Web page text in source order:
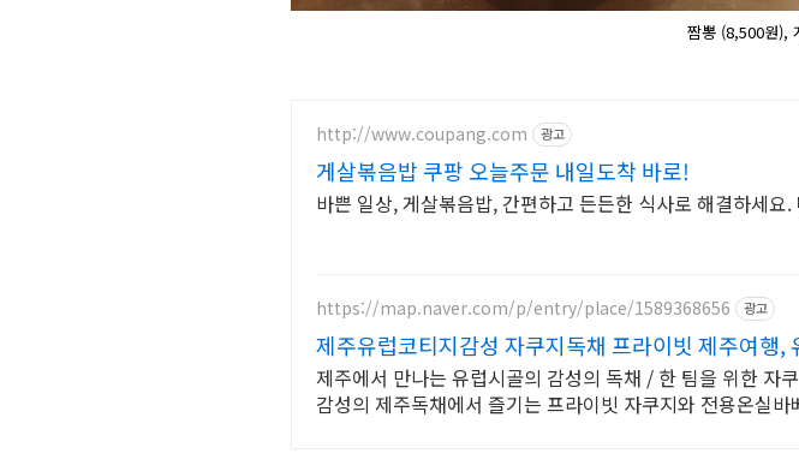
짬뽕 (8,500원),
http://www.coupang.com 광고
게살볶음밥 쿠팡 오늘주문 내일도착 바로!
바쁜 일상, 게살볶음밥, 간편하고 든든한 식사로 해결하세
https://map.naver.com/p/entry/place/1589368656 광고
제주유럽코티지감성 자쿠지독채 프라이빗 제주여행,
제주에서 만나는 유럽시골의 감성의 독채 / 한 팀을 위한 자
감성의 제주독채에서 즐기는 프라이빗 자쿠지와 전용온실바